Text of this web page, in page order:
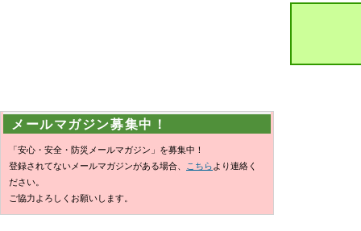
メールマガジン募集中！
「安心・安全・防災メールマガジン」を募集中！
登録されてないメールマガジンがある場合、
こちら より連絡く
ださい。
ご協力よろしくお願いします。